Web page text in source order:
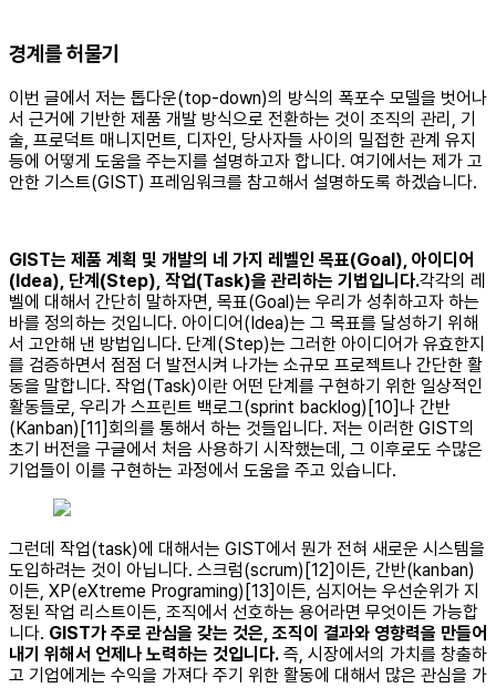
경계를 허물기
이번 글에서 저는 톱다운(top-down)의 방식의 폭포수 모델을 벗어나
서 근거에 기반한 제품 개발 방식으로 전환하는 것이 조직의 관리, 기
술, 프로덕트 매니지먼트, 디자인, 당사자들 사이의 밀접한 관계 유지
등에 어떻게 도움을 주는지를 설명하고자 합니다. 여기에서는 제가 고
안한 기스트(GIST) 프레임워크를 참고해서 설명하도록 하겠습니다.
GIST는 제품 계획 및 개발의 네 가지 레벨인 목표(Goal), 아이디어
(Idea), 단계(Step), 작업(Task)을 관리하는 기법입니다.각각의 레
벨에 대해서 간단히 말하자면, 목표(Goal)는 우리가 성취하고자 하는
바를 정의하는 것입니다. 아이디어(Idea)는 그 목표를 달성하기 위해
서 고안해 낸 방법입니다. 단계(Step)는 그러한 아이디어가 유효한지
를 검증하면서 점점 더 발전시켜 나가는 소규모 프로젝트나 간단한 활
동을 말합니다. 작업(Task)이란 어떤 단계를 구현하기 위한 일상적인
활동들로, 우리가 스프린트 백로그(sprint backlog)[10]나 간반
(Kanban)[11]회의를 통해서 하는 것들입니다. 저는 이러한 GIST의
초기 버전을 구글에서 처음 사용하기 시작했는데, 그 이후로도 수많은
기업들이 이를 구현하는 과정에서 도움을 주고 있습니다.
그런데 작업(task)에 대해서는 GIST에서 뭔가 전혀 새로운 시스템을
도입하려는 것이 아닙니다. 스크럼(scrum)[12]이든, 간반(kanban)
이든, XP(eXtreme Programing)[13]이든, 심지어는 우선순위가 지
정된 작업 리스트이든, 조직에서 선호하는 용어라면 무엇이든 가능합
니다. GIST가 주로 관심을 갖는 것은, 조직이 결과와 영향력을 만들어
내기 위해서 언제나 노력하는 것입니다. 즉, 시장에서의 가치를 창출하
고 기업에게는 수익을 가져다 주기 위한 활동에 대해서 많은 관심을 가